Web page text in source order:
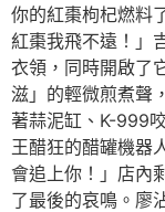
你的紅棗枸杞燃料
紅棗我飛不遠！」
衣領，同時開啟了
滋」的輕微煎煮聲
著蒜泥缸、K-999
王醋狂的醋罐機器
會追上你！」店內
了最後的哀鳴。廖